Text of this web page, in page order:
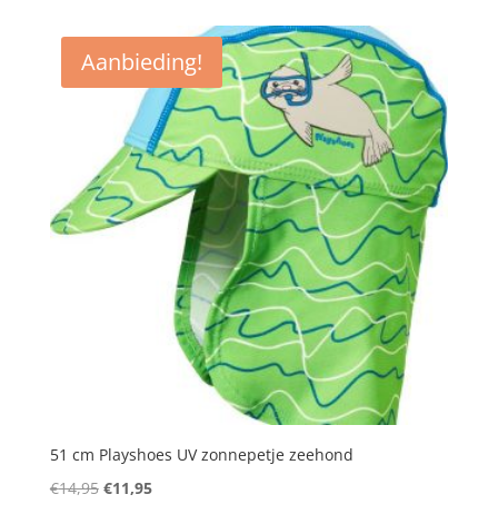
€18,95.€15,95.
Aanbieding!
51 cm Playshoes UV zonnepetje zeehond
€14,95 Oorspronkelijke
€11,95Huidige